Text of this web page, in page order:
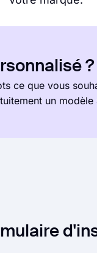
?
ce que vous
un modèle